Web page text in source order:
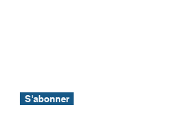
S'abonner